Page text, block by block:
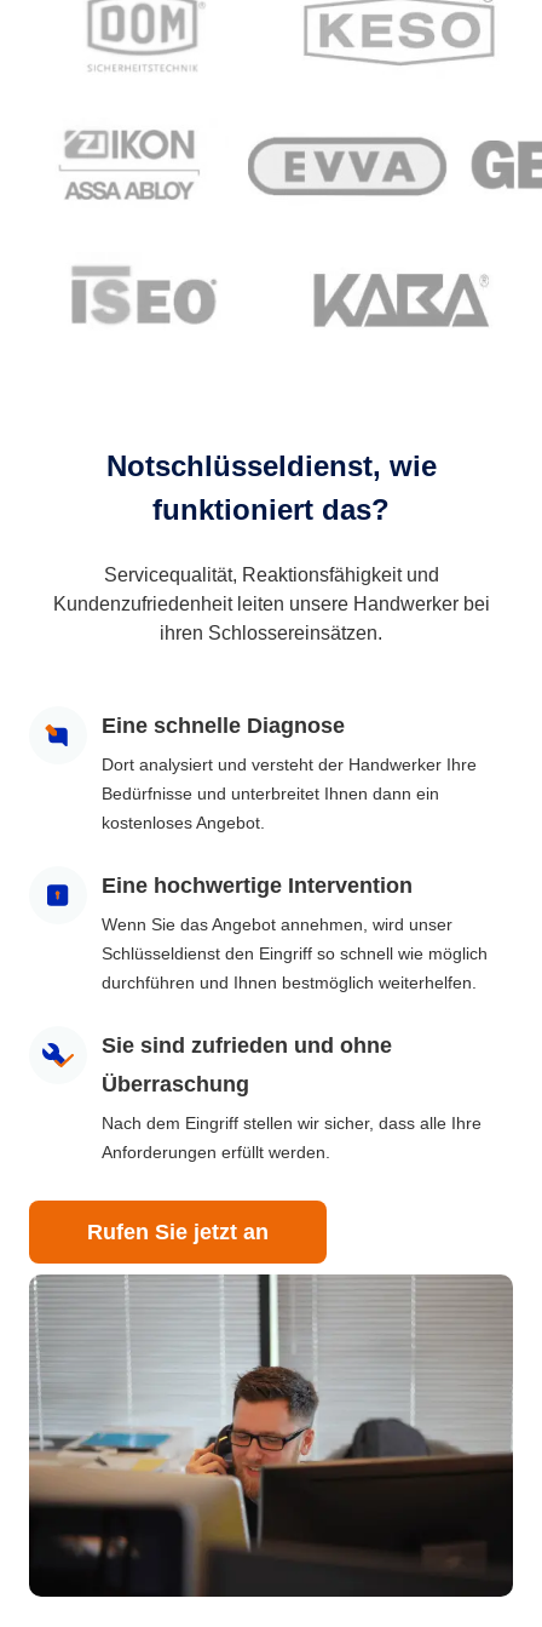
Notschlüsseldienst, wie
funktioniert das?
Servicequalität, Reaktionsfähigkeit und
Kundenzufriedenheit leiten unsere Handwerker bei
ihren Schlossereinsätzen.
Eine schnelle Diagnose
Dort analysiert und versteht der Handwerker Ihre
Bedürfnisse und unterbreitet Ihnen dann ein
kostenloses Angebot.
Eine hochwertige Intervention
Wenn Sie das Angebot annehmen, wird unser
Schlüsseldienst den Eingriff so schnell wie möglich
durchführen und Ihnen bestmöglich weiterhelfen.
Sie sind zufrieden und ohne
Überraschung
Nach dem Eingriff stellen wir sicher, dass alle Ihre
Anforderungen erfüllt werden.
Rufen Sie jetzt an